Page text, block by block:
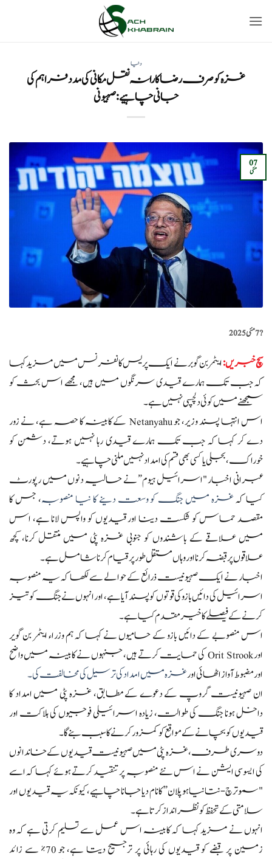
دنیا
غزہ کو صرف رضاکارانہ نقل مکانی کی مدد فراہم کی
جانی چاہیے: صہیونی
07
مئی
?️7 مئی 2025
سچ خبریں:ایٹمر بن گوبر نے ایک پریس کانفرنس میں مزید کہا
کہ جب تک ہمارے قیدی سرنگوں میں ہیں، مجھے اس بحث کو
سمجھنے میں کوئی دلچسپی نہیں ہے۔
اس انتہا پسند وزیر، جو Netanyahu کے کابینہ کا حصہ ہے، نے زور
دے کر کہا کہ جب تک ہمارے قیدی رہا نہیں ہوتے، دشمن کو
خوراک، بجلی یا کسی بھی قسم کی امداد نہیں ملنی چاہیے۔
عبرانی اخبار "اسرائیل ہیوم” نے حالیہ دنوں میں رپورٹ
کیا کہغزہ میں جنگ کو وسعت دینے کا نیا منصوبہ، جس کا
مقصد حماس کو شکست دینا اور قیدیوں کو واپس لانا ہے، اس
میں علاقے کے باشندوں کو جنوبی غزہ پٹی میں منتقل کرنا، کچھ
علاقوں پر قبضہ کرنا اور وہاں مستقل طور پر قیام کرنا شامل ہے۔
اخبار نے ایک صہیونیست ذرائع کے حوالے سے لکھا کہ یہ منصوبہ
اسرائیل کی دائیں بازو کی قوتوں کو پسند آیا ہے، اور انہوں نے جنگ کو تیز
کرنے کے فیصلے کا خیرمقدم کیا ہے۔
اس منصوبے کے دائیں بازو کے حامیوں نے کہا کہ ہم وزراء ایٹمر بن گویر
اور Orit Strook کی حمایت کرتے ہیں، جنہوں نے کابینہ میں واضح
اور مضبوط آواز اٹھائی اورغزہ میں امداد کی ترسیل کی مخالفت کی۔
ان صہیونیست گروپ کے دعوے کے مطابق، غزہ پٹی میں امداد کا
داخل ہونا جنگ کی طوالت، زیادہ اسرائیلی فوجیوں کی ہلاکت اور
قیدیوں کو بچانے کے مواقع کو کمزور کرنے کا سبب بنے گا۔
دوسری طرف، غزہ پٹی میں صہیونیست قیدیوں کے خاندانوں
کی ایسوسی ایشن نے اس نئے منصوبہ پر تنقید کرتے ہوئے کہا کہ اسے
"سموترچ-نتانیاہو پلان” کا نام دیا جانا چاہیے، کیونکہ یہ قیدیوں اور
سلامتی کے تحفظ کو نظرانداز کرتا ہے۔
انہوں نے مزید کہا کہ کابینہ اس عمل سے تسلیم کرتی ہے کہ وہ
زمین پر قبضے کو قیدیوں کی رہائی پر ترجیح دیتا ہے، جو 70% سے زائد